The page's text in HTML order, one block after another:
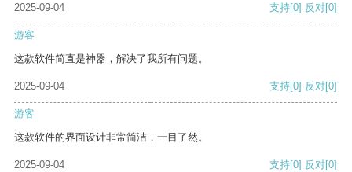
2025-09-04 支持[0] 反对[0]
游客
这款软件简直是神器，解决了我所有问题。
2025-09-04 支持[0] 反对[0]
游客
这款软件的界面设计非常简洁，一目了然。
2025-09-04 支持[0] 反对[0]